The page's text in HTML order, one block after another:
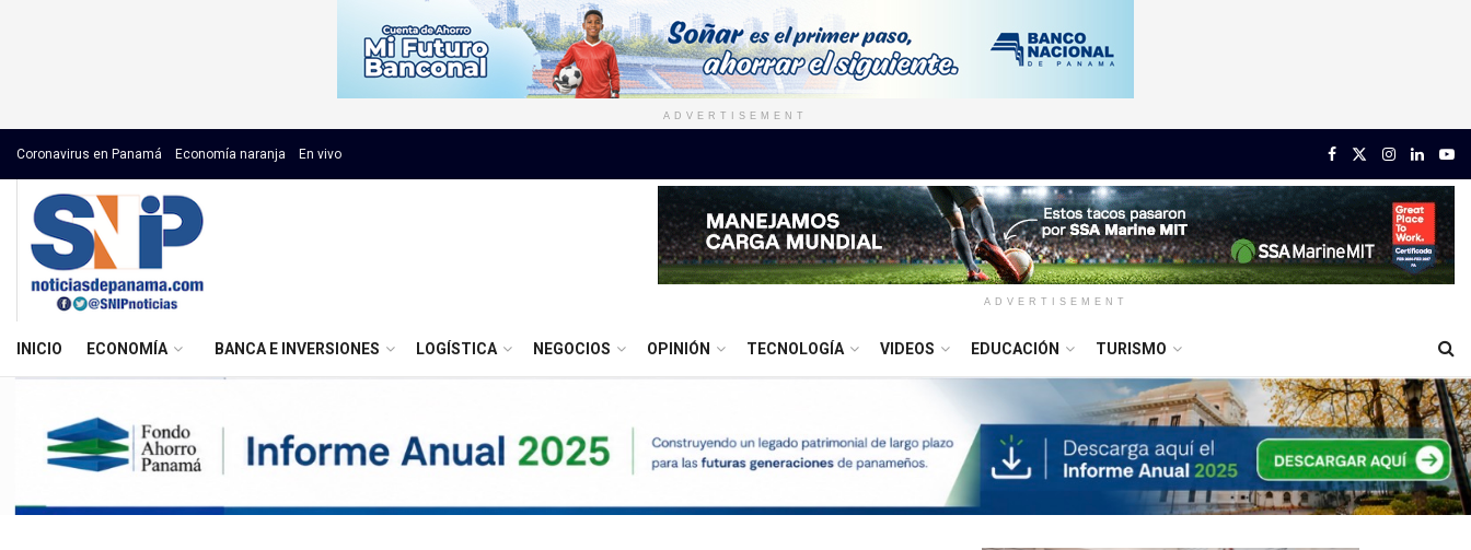
ADVERTISEMENT
Coronavirus en Panamá Economía naranja En vivo
ADVERTISEMENT
INICIO ECONOMÍA BANCA E INVERSIONES LOGÍSTICA NEGOCIOS OPINIÓN TECNOLOGÍA VIDEOS EDUCACIÓN TURISMO